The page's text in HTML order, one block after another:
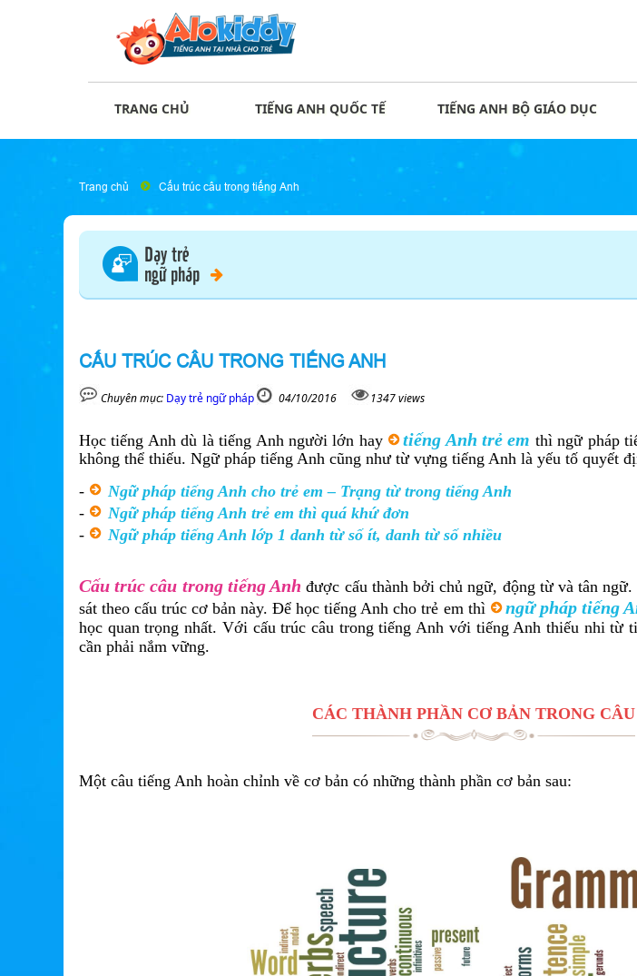
TRANG CHỦ TIẾNG ANH QUỐC TẾ TIẾNG ANH BỘ GIÁO DỤC
Trang chủ Cấu trúc câu trong tiếng Anh
Dạy trẻ
ngữ pháp
CẤU TRÚC CÂU TRONG TIẾNG ANH
Chuyên mục: Dạy trẻ ngữ pháp 04/10/2016 1347 views
Học tiếng Anh dù là tiếng Anh người lớn hay tiếng Anh trẻ em thì ngữ pháp
không thể thiếu. Ngữ pháp tiếng Anh cũng như từ vựng tiếng Anh là yếu tố quyết
-
Ngữ pháp tiếng Anh cho trẻ em – Trạng từ trong tiếng Anh
-
Ngữ pháp tiếng Anh trẻ em thì quá khứ đơn
-
Ngữ pháp tiếng Anh lớp 1 danh từ số ít, danh từ số nhiều
Cấu trúc câu trong tiếng Anh được cấu thành bởi chủ ngữ, động từ và tân
sát theo cấu trúc cơ bản này. Để học tiếng Anh cho trẻ em thì
ngữ pháp tiếng
học quan trọng nhất. Với cấu trúc câu trong tiếng Anh với tiếng Anh thiếu nhi từ
cần phải nắm vững.
CÁC THÀNH PHẦN CƠ BẢN TRONG CÂU
Một câu tiếng Anh hoàn chỉnh về cơ bản có những thành phần cơ bản sau: